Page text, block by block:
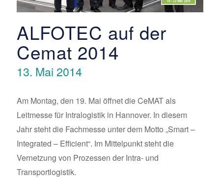
ALFOTEC auf der
Cemat 2014
13. Mai 2014
Am Montag, den 19. Mai öffnet die CeMAT als
Leitmesse für Intralogistik in Hannover. In diesem
Jahr steht die Fachmesse unter dem Motto „Smart –
Integrated – Efficient“. Im Mittelpunkt steht die
Vernetzung von Prozessen der Intra- und
Transportlogistik.